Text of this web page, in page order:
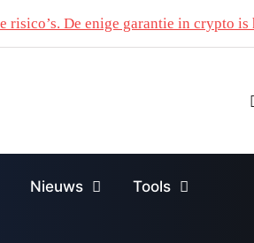
risico’s. De enige garantie in crypto is
Nieuws Tools